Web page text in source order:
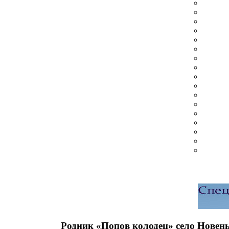
Родник «Попов колодец» село